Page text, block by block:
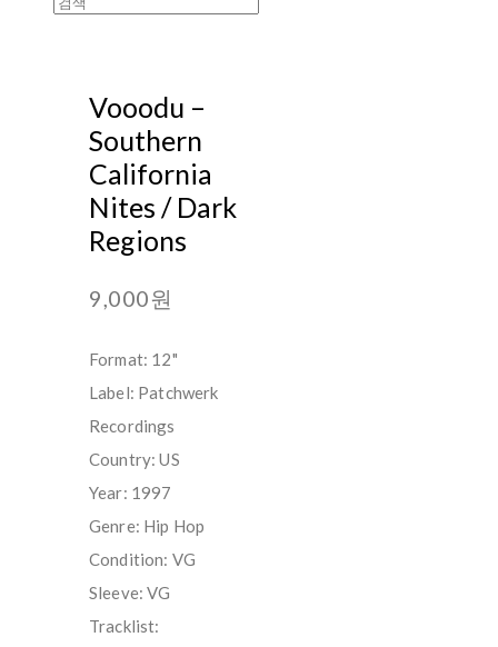
Vooodu –
Southern
California
Nites / Dark
Regions
9,000원
Format: 12"
Label: Patchwerk
Recordings
Country: US
Year: 1997
Genre: Hip Hop
Condition: VG
Sleeve: VG
Tracklist: